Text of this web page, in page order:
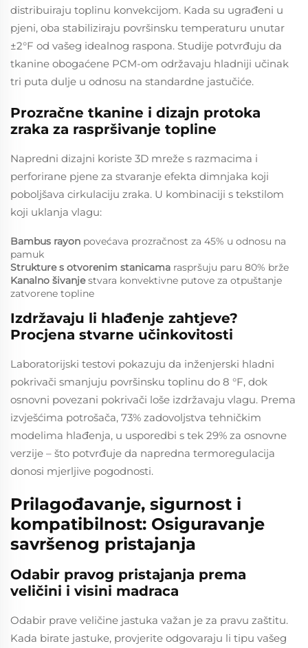
distribuiraju toplinu konvekcijom. Kada su ugrađeni u
pjeni, oba stabiliziraju površinsku temperaturu unutar
±2°F od vašeg idealnog raspona. Studije potvrđuju da
tkanine obogaćene PCM-om održavaju hladniji učinak
tri puta dulje u odnosu na standardne jastučiće.
Prozračne tkanine i dizajn protoka
zraka za raspršivanje topline
Napredni dizajni koriste 3D mreže s razmacima i
perforirane pjenе za stvaranje efekta dimnjaka koji
poboljšava cirkulaciju zraka. U kombinaciji s tekstilom
koji uklanja vlagu:
Bambus rayon povećava prozračnost za 45% u odnosu na
pamuk
Strukture s otvorenim stanicama raspršuju paru 80% brže
Kanalno šivanjestvara konvektivne putove za otpuštanje
zatvorene topline
Izdržavaju li hlađenje zahtjeve?
Procjena stvarne učinkovitosti
Laboratorijski testovi pokazuju da inženjerski hladni
pokrivači smanjuju površinsku toplinu do 8 °F, dok
osnovni povezani pokrivači loše izdržavaju vlagu. Prema
izvješćima potrošača, 73% zadovoljstva tehničkim
modelima hlađenja, u usporedbi s tek 29% za osnovne
verzije – što potvrđuje da napredna termoregulacija
donosi mjerljive pogodnosti.
Prilagođavanje, sigurnost i
kompatibilnost: Osiguravanje
savršenog pristajanja
Odabir pravog pristajanja prema
veličini i visini madraca
Odabir prave veličine jastuka važan je za pravu zaštitu.
Kada birate jastuke, provjerite odgovaraju li tipu vašeg